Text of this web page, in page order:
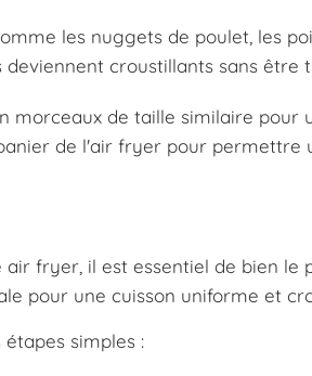
les nuggets de poulet, les
croustillants sans être
de taille similaire pour
de l'air fryer pour permettre
fryer, il est essentiel de bien le
pour une cuisson uniforme et
simples :